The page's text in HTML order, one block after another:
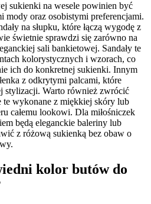
sukienki na wesele powinien być
mody oraz osobistymi preferencjami.
na słupku, które łączą wygodę z
świetnie sprawdzi się zarówno na
sali bankietowej. Sandały te
kolorystycznych i wzorach, co
ich do konkretnej sukienki. Innym
z odkrytymi palcami, które
stylizacji. Warto również zwrócić
te wykonane z miękkiej skóry lub
całemu lookowi. Dla miłośniczek
będą eleganckie baleriny lub
z różową sukienką bez obaw o
kolor butów do